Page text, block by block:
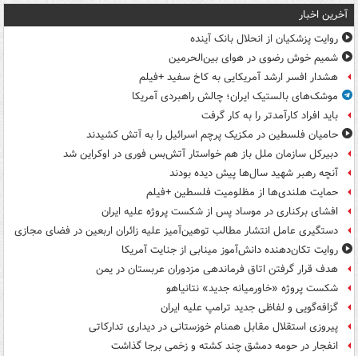
آخرین اخبار
روایت پزشکیان از انحلال بانک آینده
شمیم خوش رضوی در هوای بین‌الحرمین
هشدار افسر ارشد آمریکایی به کاخ سفید +فیلم
موشک‌های بالستیک ایران؛ چالش راهبردی آمریکا
باید افراد کارآمدتر را به کار گرفت
حامیان فلسطین در مکزیک پرچم اسرائیل را به آتش کشیدند
دبیرکل سازمان ملل باز هم خواستار آتش‌بس فوری در اوکراین شد
آنچه رهبر شهید سال‌ها پیش دیده بودند
حمایت هلندی‌ها از مظلومیت فلسطین +فیلم
افشای برکناری در موساد پس از شکست پروژه علیه ایران
دستگیری عامل انتشار مطالب توهین‌آمیز علیه زائران اربعین در فضای مجازی
روایت تکان‌دهنده دانش‌آموز مینابی از جنایت آمریکا
هدف قرار گرفتن اتاق‌ فرماندهی مزدوران عربستان در یمن
شکست پروژه «خاورمیانه جدید» نتانیاهو
گزافه‌گویی و لفاظی جدید ترامپ علیه ایران
پیروزی استقلال مقابل همنام خوزستانی در دیداری تدارکاتی
انفجار در حومه دمشق چند کشته و زخمی برجا گذاشت